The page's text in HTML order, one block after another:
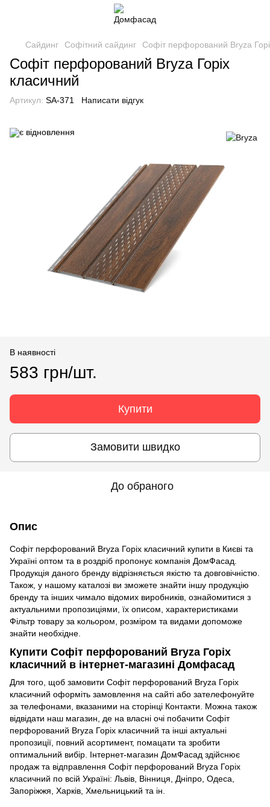
Сайдинг Софітний сайдинг Софіт перфорований Bryza
Софіт перфорований Bryza Горіх
класичний
Артикул: SA-371 Написати відгук
В наявності
583 грн/шт.
Купити
Замовити швидко
До обраного
Опис
Софіт перфорований Bryza Горіх класичний купити в Києві та
Україні оптом та в роздріб пропонує компанія ДомФасад.
Продукція даного бренду відрізняється якістю та довговічністю.
Також, у нашому каталозі ви зможете знайти іншу продукцію
бренду та інших чимало відомих виробників, ознайомитися з
актуальними пропозиціями, їх описом, характеристиками
Фільтр товару за кольором, розміром та видами допоможе
знайти необхідне.
Купити Софіт перфорований Bryza Горіх
класичний в інтернет-магазині Домфасад
Для того, щоб замовити Софіт перфорований Bryza Горіх
класичний оформіть замовлення на сайті або зателефонуйте
за телефонами, вказаними на сторінці Контакти. Можна також
відвідати наш магазин, де на власні очі побачити Софіт
перфорований Bryza Горіх класичний та інші актуальні
пропозиції, повний асортимент, помацати та зробити
оптимальний вибір. Інтернет-магазин ДомФасад здійснює
продаж та відправлення Софіт перфорований Bryza Горіх
класичний по всій Україні: Львів, Вінниця, Дніпро, Одеса,
Запоріжжя, Харків, Хмельницький та ін.